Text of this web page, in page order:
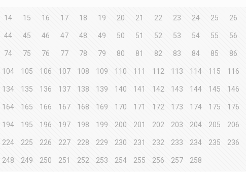
14 15 16 17 18 19 20 21 22 23 24 25 26
44 45 46 47 48 49 50 51 52 53 54 55 56
74 75 76 77 78 79 80 81 82 83 84 85 86
104 105 106 107 108 109 110 111 112 113 114 115 116
134 135 136 137 138 139 140 141 142 143 144 145 146
164 165 166 167 168 169 170 171 172 173 174 175 176
194 195 196 197 198 199 200 201 202 203 204 205 206
224 225 226 227 228 229 230 231 232 233 234 235 236
248 249 250 251 252 253 254 255 256 257 258